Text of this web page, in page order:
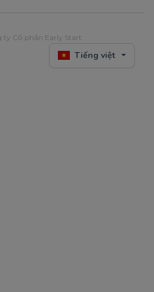
ty Cổ phần Early Start
Tiếng việt